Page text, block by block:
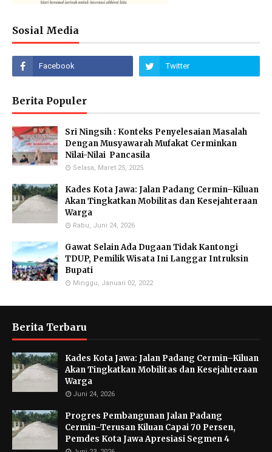
Sosial Media
Berita Populer
Sri Ningsih : Konteks Penyelesaian Masalah
Dengan Musyawarah Mufakat Cerminkan
Nilai-Nilai Pancasila
Selasa, Maret 25, 2025
Kades Kota Jawa: Jalan Padang Cermin–Kiluan
Akan Tingkatkan Mobilitas dan Kesejahteraan
Warga
Rabu, Juni 24, 2026
Gawat Selain Ada Dugaan Tidak Kantongi
TDUP, Pemilik Wisata Ini Langgar Intruksin
Bupati
Minggu, Januari 02, 2022
Berita Terbaru
Kades Kota Jawa: Jalan Padang Cermin–Kiluan
Akan Tingkatkan Mobilitas dan Kesejahteraan
Warga
Juni 24, 2026
Progres Pembangunan Jalan Padang
Cermin–Terusan Kiluan Capai 70 Persen,
Pemdes Kota Jawa Apresiasi Segmen 4